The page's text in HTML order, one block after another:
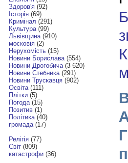
Здоров'я(92)
Історія(69)
Кримінал (291)
Культура(99)
Львівщина(910)
московія(2)
Нерухомість(15)
Новини Борислава(554)
Новини Дрогобича(3 620)
Новини Стебника(291)
Новини Трускавця(902)
Освіта(111)
Плітки(5)
Погода(15)
Позитив(1)
Політика(40)
громада(17)
Релігія(77)
Світ(809)
катастрофи(36)